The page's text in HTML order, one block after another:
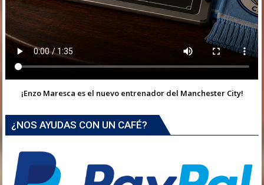
¡Enzo Maresca es el nuevo entrenador del Manchester City!
¿NOS AYUDAS CON UN CAFÉ?